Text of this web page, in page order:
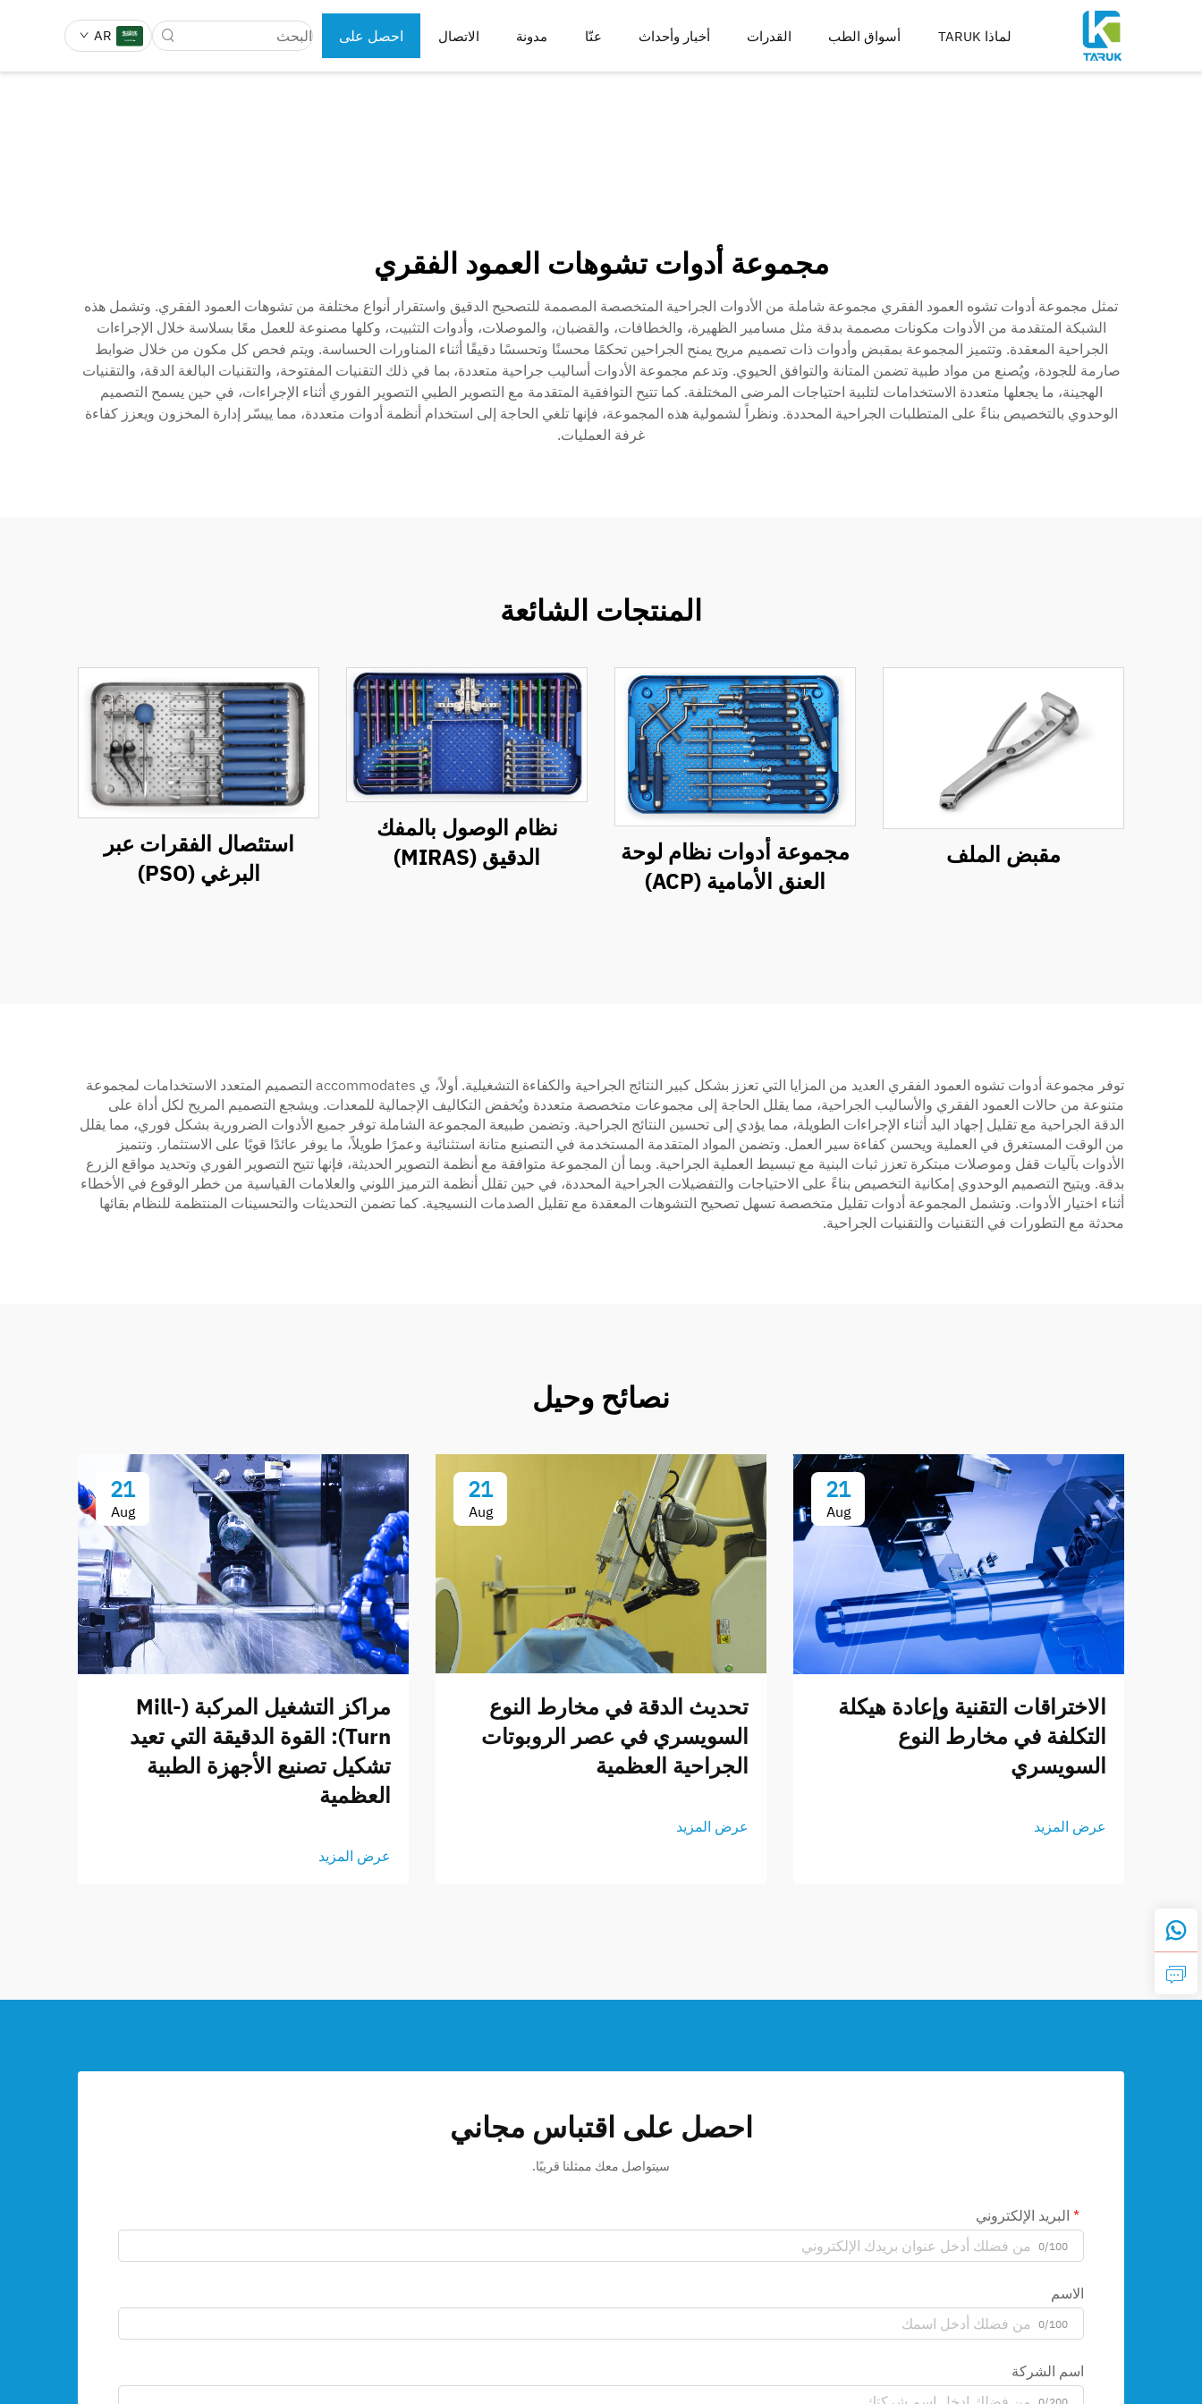
لماذا TARUK أسواق الطب
الحالات والأدراج
القدرات أخبار وأحداث عنّا مدونة الاتصال احصل على AR
مجموعة أدوات تشوهات العمود الفقري
تمثل مجموعة أدوات تشوه العمود الفقري مجموعة شاملة من الأدوات الجراحية المتخصصة المصممة للتصحيح الدقيق واستقرار أنواع مختلفة من تشوهات العمود الفقري. وتشمل هذه
الشبكة المتقدمة من الأدوات مكونات مصممة بدقة مثل مسامير الظهيرة، والخطافات، والقضبان، والموصلات، وأدوات التثبيت، وكلها مصنوعة للعمل معًا بسلاسة خلال الإجراءات
الجراحية المعقدة. وتتميز المجموعة بمقبض وأدوات ذات تصميم مريح يمنح الجراحين تحكمًا محسنًا وتحسسًا دقيقًا أثناء المناورات الحساسة. ويتم فحص كل مكون من خلال ضوابط
صارمة للجودة، ويُصنع من مواد طبية تضمن المتانة والتوافق الحيوي. وتدعم مجموعة الأدوات أساليب جراحية متعددة، بما في ذلك التقنيات المفتوحة، والتقنيات البالغة الدقة، والتقنيات
الهجينة، ما يجعلها متعددة الاستخدامات لتلبية احتياجات المرضى المختلفة. كما تتيح التوافقية المتقدمة مع التصوير الطبي التصوير الفوري أثناء الإجراءات، في حين يسمح التصميم
الوحدوي بالتخصيص بناءً على المتطلبات الجراحية المحددة. ونظراً لشمولية هذه المجموعة، فإنها تلغي الحاجة إلى استخدام أنظمة أدوات متعددة، مما ييسّر إدارة المخزون ويعزز كفاءة
غرفة العمليات.
المنتجات الشائعة
مقبض الملف
مجموعة أدوات نظام لوحة
العنق الأمامية (ACP)
نظام الوصول بالمفك
الدقيق (MIRAS)
استئصال الفقرات عبر
البرغي (PSO)
توفر مجموعة أدوات تشوه العمود الفقري العديد من المزايا التي تعزز بشكل كبير النتائج الجراحية والكفاءة التشغيلية. أولاً، ي accommodates التصميم المتعدد الاستخدامات لمجموعة
متنوعة من حالات العمود الفقري والأساليب الجراحية، مما يقلل الحاجة إلى مجموعات متخصصة متعددة ويُخفض التكاليف الإجمالية للمعدات. ويشجع التصميم المريح لكل أداة على
الدقة الجراحية مع تقليل إجهاد اليد أثناء الإجراءات الطويلة، مما يؤدي إلى تحسين النتائج الجراحية. وتضمن طبيعة المجموعة الشاملة توفر جميع الأدوات الضرورية بشكل فوري، مما يقلل
من الوقت المستغرق في العملية ويحسن كفاءة سير العمل. وتضمن المواد المتقدمة المستخدمة في التصنيع متانة استثنائية وعمرًا طويلاً، ما يوفر عائدًا قويًا على الاستثمار. وتتميز
الأدوات بآليات قفل وموصلات مبتكرة تعزز ثبات البنية مع تبسيط العملية الجراحية. وبما أن المجموعة متوافقة مع أنظمة التصوير الحديثة، فإنها تتيح التصوير الفوري وتحديد مواقع الزرع
بدقة. ويتيح التصميم الوحدوي إمكانية التخصيص بناءً على الاحتياجات والتفضيلات الجراحية المحددة، في حين تقلل أنظمة الترميز اللوني والعلامات القياسية من خطر الوقوع في الأخطاء
أثناء اختيار الأدوات. وتشمل المجموعة أدوات تقليل متخصصة تسهل تصحيح التشوهات المعقدة مع تقليل الصدمات النسيجية. كما تضمن التحديثات والتحسينات المنتظمة للنظام بقائها
محدثة مع التطورات في التقنيات والتقنيات الجراحية.
نصائح وحيل
21
Aug
الاختراقات التقنية وإعادة هيكلة
التكلفة في مخارط النوع
السويسري
عرض المزيد
21
Aug
تحديث الدقة في مخارط النوع
السويسري في عصر الروبوتات
الجراحية العظمية
عرض المزيد
21
Aug
مراكز التشغيل المركبة (Mill-
Turn): القوة الدقيقة التي تعيد
تشكيل تصنيع الأجهزة الطبية
العظمية
عرض المزيد
احصل على اقتباس مجاني
سيتواصل معك ممثلنا قريبًا.
البريد الإلكتروني
0/100
الاسم
0/100
اسم الشركة